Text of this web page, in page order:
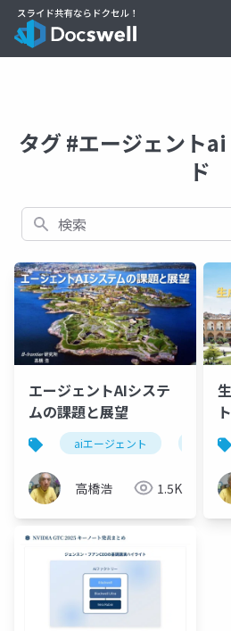
タグ #エージェント
ド
検索
エージェントAIシステ
ムの課題と展望
aiエージェント マル
高橋浩 1.5K
展